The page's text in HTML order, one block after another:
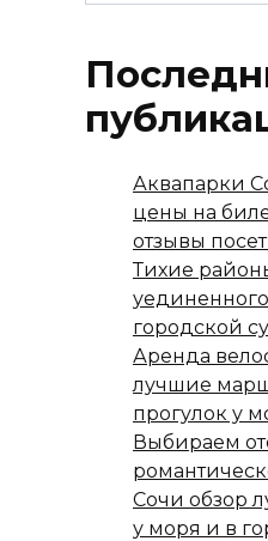
Аквапарки
цены на
отзывы
Тихие
городской
Аренда
лучшие
прогулок у
Выбираем
Сочи обзор
у моря и в